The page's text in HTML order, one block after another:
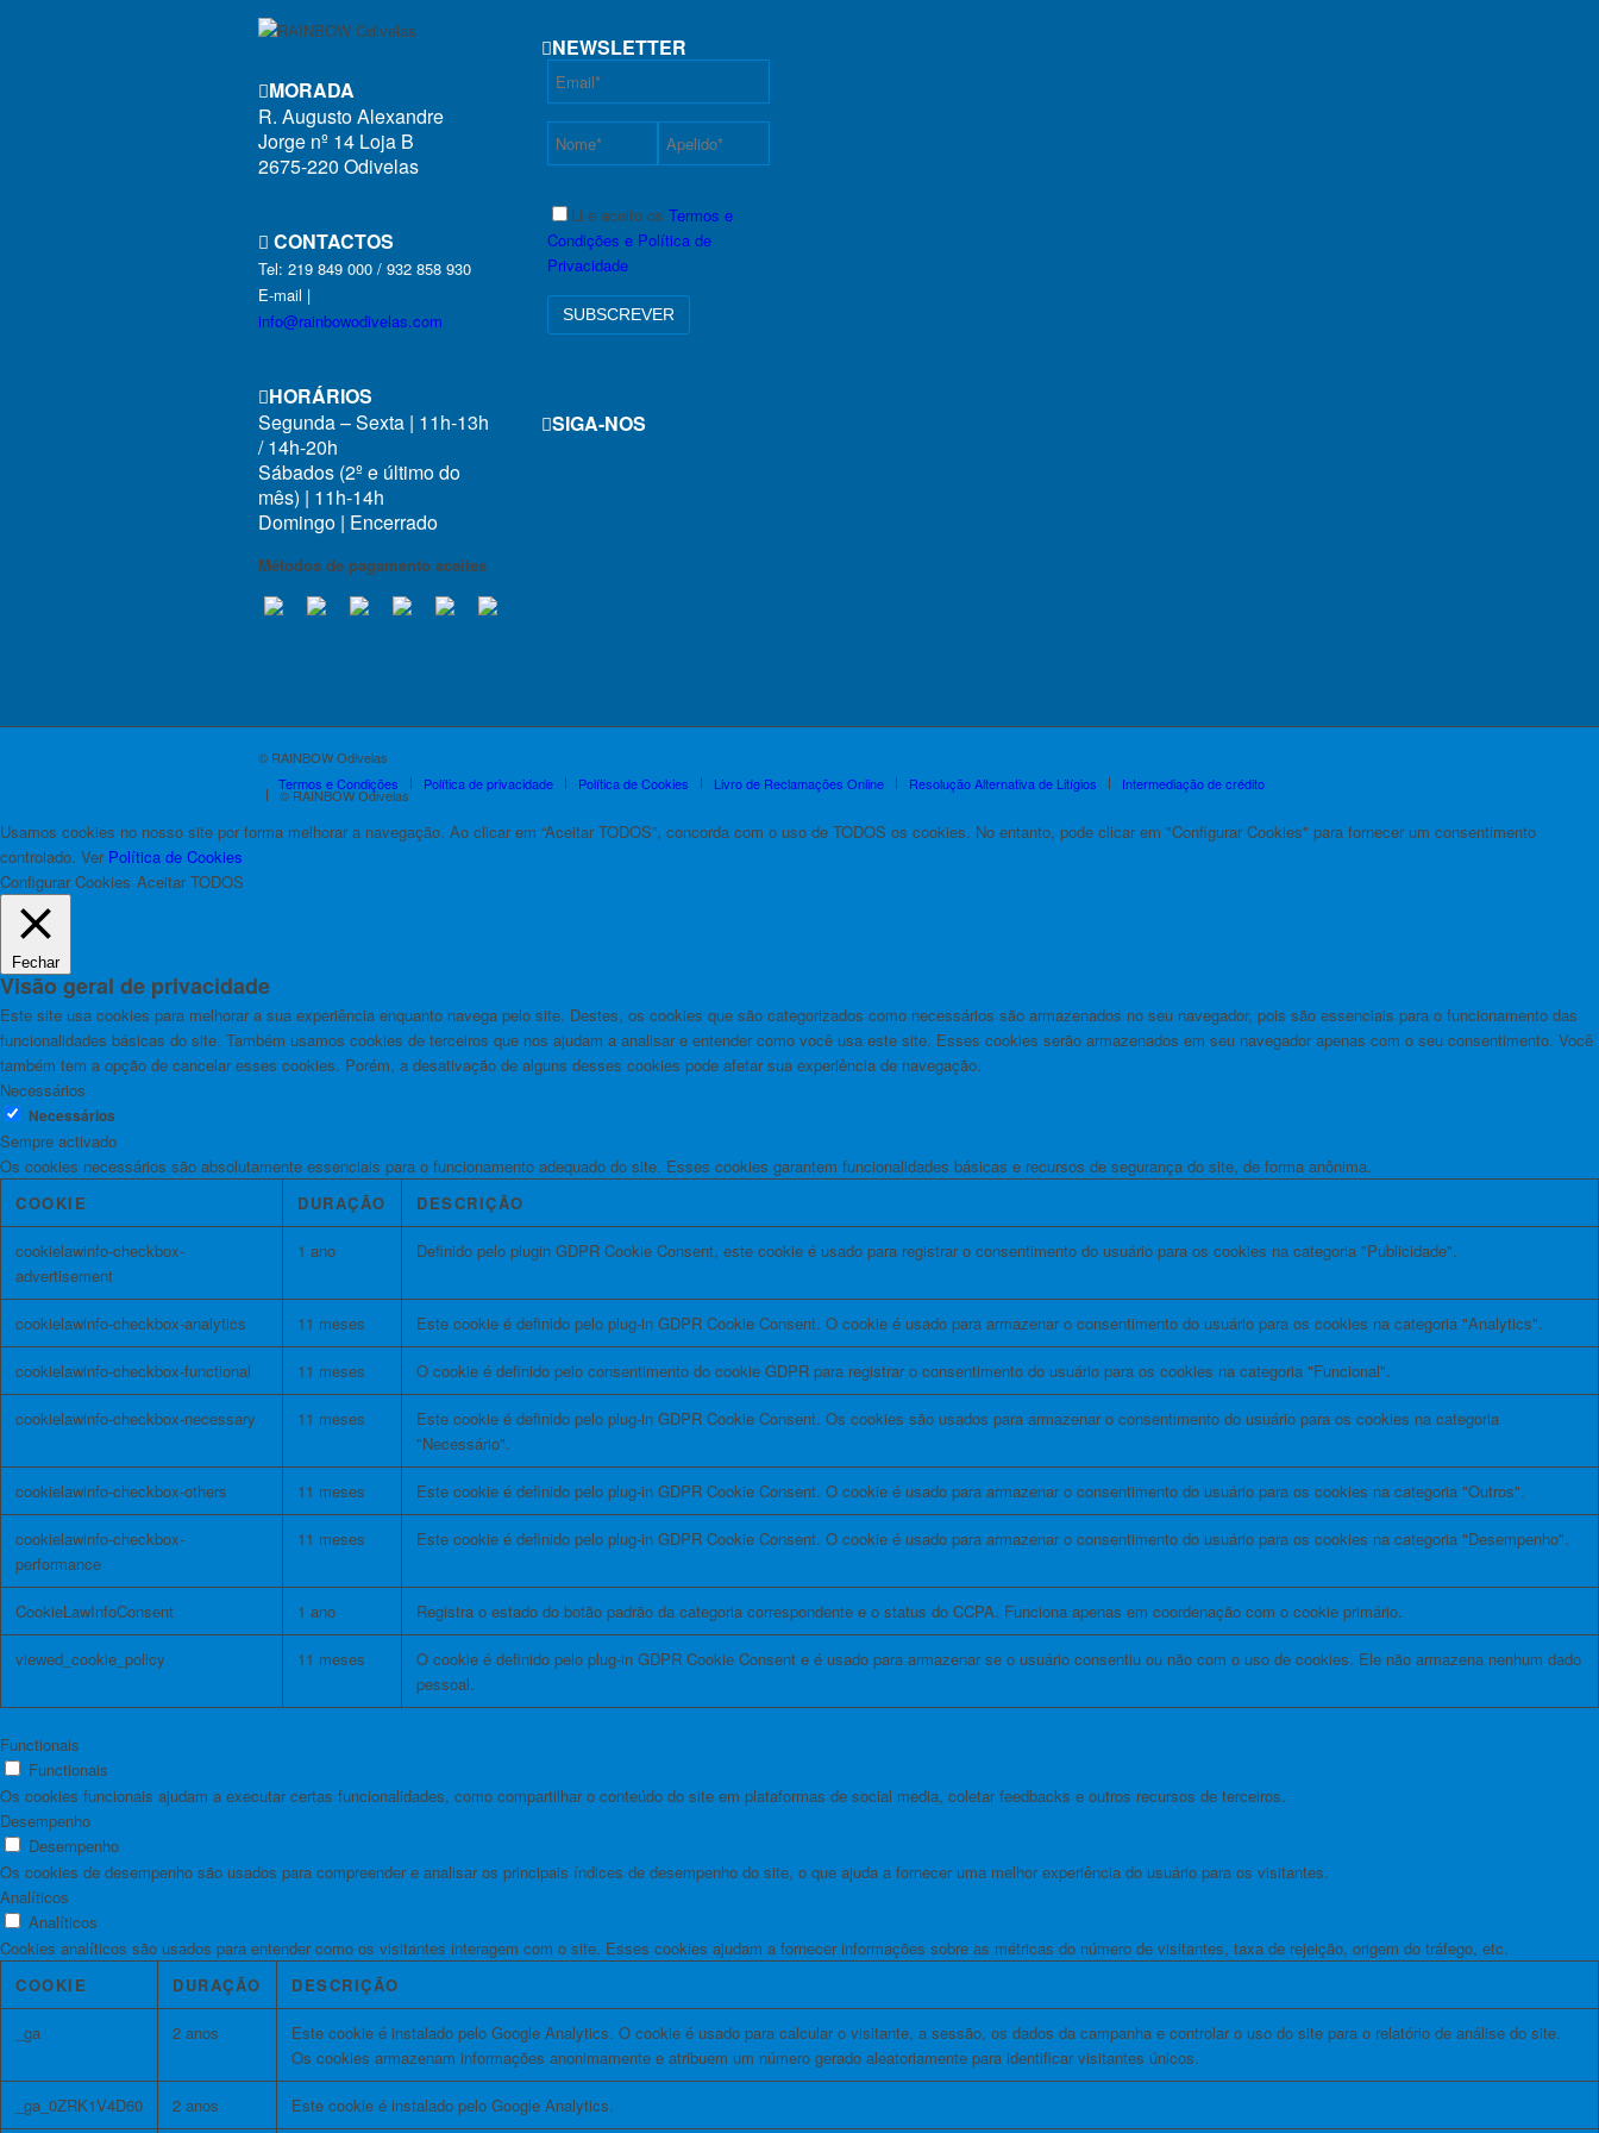
MORADA
R. Augusto Alexandre
Jorge nº 14 Loja B
2675-220 Odivelas
CONTACTOS
Tel: 219 849 000 / 932 858 930
E-mail |
info@rainbowodivelas.com
HORÁRIOS
Segunda – Sexta | 11h-13h
/ 14h-20h
Sábados (2º e último do
mês) | 11h-14h
Domingo | Encerrado
Métodos de pagamento aceites
NEWSLETTER
Li e aceito os Termos e
Condições e Política de
Privacidade
SIGA-NOS
© RAINBOW Odivelas
Termos e Condições
Política de privacidade Política de Cookies Livro de Reclamações Online Resolução Alternativa de Litígios Intermediação de crédito
© RAINBOW Odivelas
Usamos cookies no nosso site por forma melhorar a navegação. Ao clicar em “Aceitar TODOS”, concorda com o uso de TODOS os cookies. No entanto, pode clicar em "Configurar Cookies" para fornecer um consentimento
controlado. Ver Política de Cookies
Configurar Cookies Aceitar TODOS
Fechar
Visão geral de privacidade
Este site usa cookies para melhorar a sua experiência enquanto navega pelo site. Destes, os cookies que são categorizados como necessários são armazenados no seu navegador, pois são essenciais para o funcionamento das
funcionalidades básicas do site. Também usamos cookies de terceiros que nos ajudam a analisar e entender como você usa este site. Esses cookies serão armazenados em seu navegador apenas com o seu consentimento. Você
também tem a opção de cancelar esses cookies. Porém, a desativação de alguns desses cookies pode afetar sua experiência de navegação.
Necessários
Necessários
Sempre activado
Os cookies necessários são absolutamente essenciais para o funcionamento adequado do site. Esses cookies garantem funcionalidades básicas e recursos de segurança do site, de forma anônima.
COOKIE
DURAÇÃO DESCRIÇÃO
cookielawinfo-checkbox-
advertisement
1 ano Definido pelo plugin GDPR Cookie Consent, este cookie é usado para registrar o consentimento do usuário para os cookies na categoria "Publicidade".
cookielawinfo-checkbox-analytics 11 meses Este cookie é definido pelo plug-in GDPR Cookie Consent. O cookie é usado para armazenar o consentimento do usuário para os cookies na categoria "Analytics".
cookielawinfo-checkbox-functional 11 meses O cookie é definido pelo consentimento do cookie GDPR para registrar o consentimento do usuário para os cookies na categoria "Funcional".
cookielawinfo-checkbox-necessary 11 meses
Este cookie é definido pelo plug-in GDPR Cookie Consent. Os cookies são usados ​​para armazenar o consentimento do usuário para os cookies na categoria
"Necessário".
cookielawinfo-checkbox-others 11 meses Este cookie é definido pelo plug-in GDPR Cookie Consent. O cookie é usado para armazenar o consentimento do usuário para os cookies na categoria "Outros".
cookielawinfo-checkbox-
performance
11 meses Este cookie é definido pelo plug-in GDPR Cookie Consent. O cookie é usado para armazenar o consentimento do usuário para os cookies na categoria "Desempenho".
CookieLawInfoConsent 1 ano Registra o estado do botão padrão da categoria correspondente e o status do CCPA. Funciona apenas em coordenação com o cookie primário.
viewed_cookie_policy 11 meses
O cookie é definido pelo plug-in GDPR Cookie Consent e é usado para armazenar se o usuário consentiu ou não com o uso de cookies. Ele não armazena nenhum dado
pessoal.
Functionais
Functionais
Os cookies funcionais ajudam a executar certas funcionalidades, como compartilhar o conteúdo do site em plataformas de social media, coletar feedbacks e outros recursos de terceiros.
Desempenho
Desempenho
Os cookies de desempenho são usados ​​para compreender e analisar os principais índices de desempenho do site, o que ajuda a fornecer uma melhor experiência do usuário para os visitantes.
Analíticos
Analíticos
Cookies analíticos são usados ​​para entender como os visitantes interagem com o site. Esses cookies ajudam a fornecer informações sobre as métricas do número de visitantes, taxa de rejeição, origem do tráfego, etc.
COOKIE
DURAÇÃO DESCRIÇÃO
_ga 2 anos
Este cookie é instalado pelo Google Analytics. O cookie é usado para calcular o visitante, a sessão, os dados da campanha e controlar o uso do site para o relatório de análise do site.
Os cookies armazenam informações anonimamente e atribuem um número gerado aleatoriamente para identificar visitantes únicos.
_ga_0ZRK1V4D60 2 anos Este cookie é instalado pelo Google Analytics.